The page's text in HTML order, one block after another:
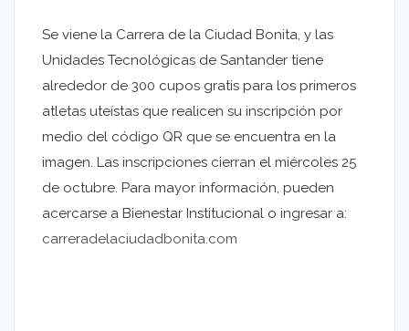
Se viene la Carrera de la Ciudad Bonita, y las
Unidades Tecnológicas de Santander tiene
alrededor de 300 cupos gratis para los primeros
atletas uteístas que realicen su inscripción por
medio del código QR que se encuentra en la
imagen. Las inscripciones cierran el miércoles 25
de octubre. Para mayor información, pueden
acercarse a Bienestar Institucional o ingresar a:
carreradelaciudadbonita.com